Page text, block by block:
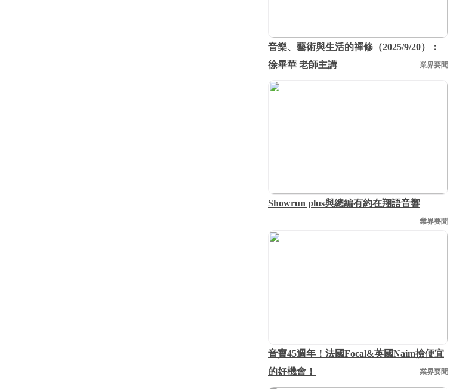
音樂、藝術與生活的禪修（2025/9/20）：
徐畢華 老師主講
業界要聞
Showrun plus與總編有約在翔語音響
業界要聞
音寶45週年！法國Focal&英國Naim撿便宜
的好機會！
業界要聞